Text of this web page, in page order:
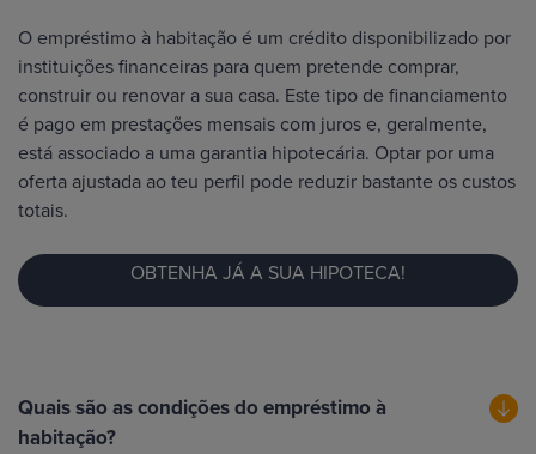
O empréstimo à habitação é um crédito disponibilizado por
instituições financeiras para quem pretende comprar,
construir ou renovar a sua casa. Este tipo de financiamento
é pago em prestações mensais com juros e, geralmente,
está associado a uma garantia hipotecária. Optar por uma
oferta ajustada ao teu perfil pode reduzir bastante os custos
totais.
OBTENHA JÁ A SUA HIPOTECA!
Quais são as condições do empréstimo à
habitação?